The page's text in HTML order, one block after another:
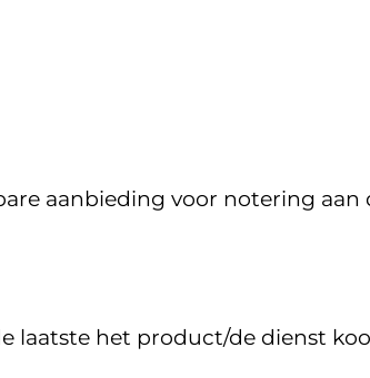
aanbieding voor notering aan
laatste het product/de dienst